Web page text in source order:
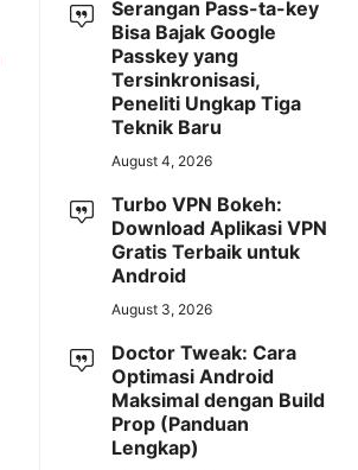
Serangan Pass-ta-key
Bisa Bajak Google
Passkey yang
Tersinkronisasi,
Peneliti Ungkap Tiga
Teknik Baru
August 4, 2026
Turbo VPN Bokeh:
Download Aplikasi VPN
Gratis Terbaik untuk
Android
August 3, 2026
Doctor Tweak: Cara
Optimasi Android
Maksimal dengan Build
Prop (Panduan
Lengkap)